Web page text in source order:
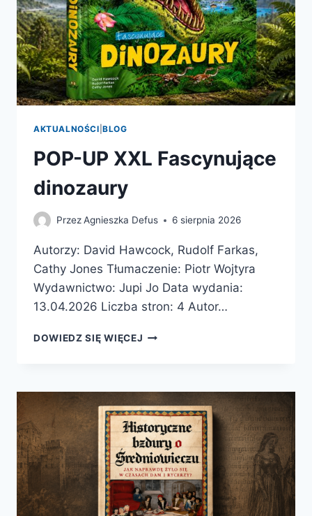
AKTUALNOŚCI |BLOG
POP-UP XXL Fascynujące
dinozaury
PrzezAgnieszka Defus 6 sierpnia 2026
Autorzy: David Hawcock, Rudolf Farkas,
Cathy Jones Tłumaczenie: Piotr Wojtyra
Wydawnictwo: Jupi Jo Data wydania:
13.04.2026 Liczba stron: 4 Autor…
DOWIEDZ SIĘ WIĘCEJ POP-
DINOZAURY